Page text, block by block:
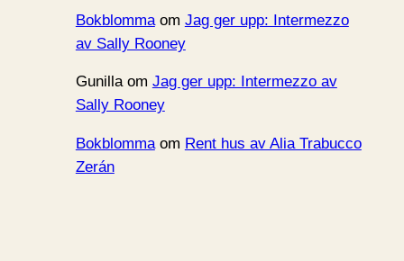
Bokblommaom Jag ger upp: Intermezzo
av Sally Rooney
Gunillaom Jag ger upp: Intermezzo av
Sally Rooney
Bokblommaom Rent hus av Alia Trabucco
Zerán